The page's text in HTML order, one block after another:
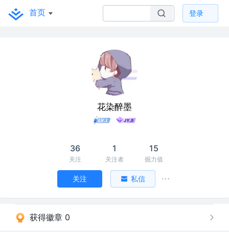
首页 登录
花染醉墨
36
关注
1
关注者
15
掘力值
关注 私信
获得徽章 0